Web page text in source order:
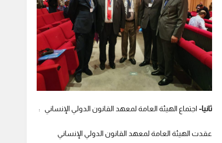
ثانيا- اجتماع الهيئة العامة لمعهد القانون الدولي الإنساني :
عقدت الهيئة العامة لمعهد القانون الدولي الإنساني